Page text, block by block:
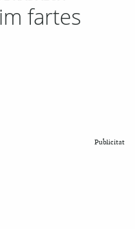
fartes
Publicitat